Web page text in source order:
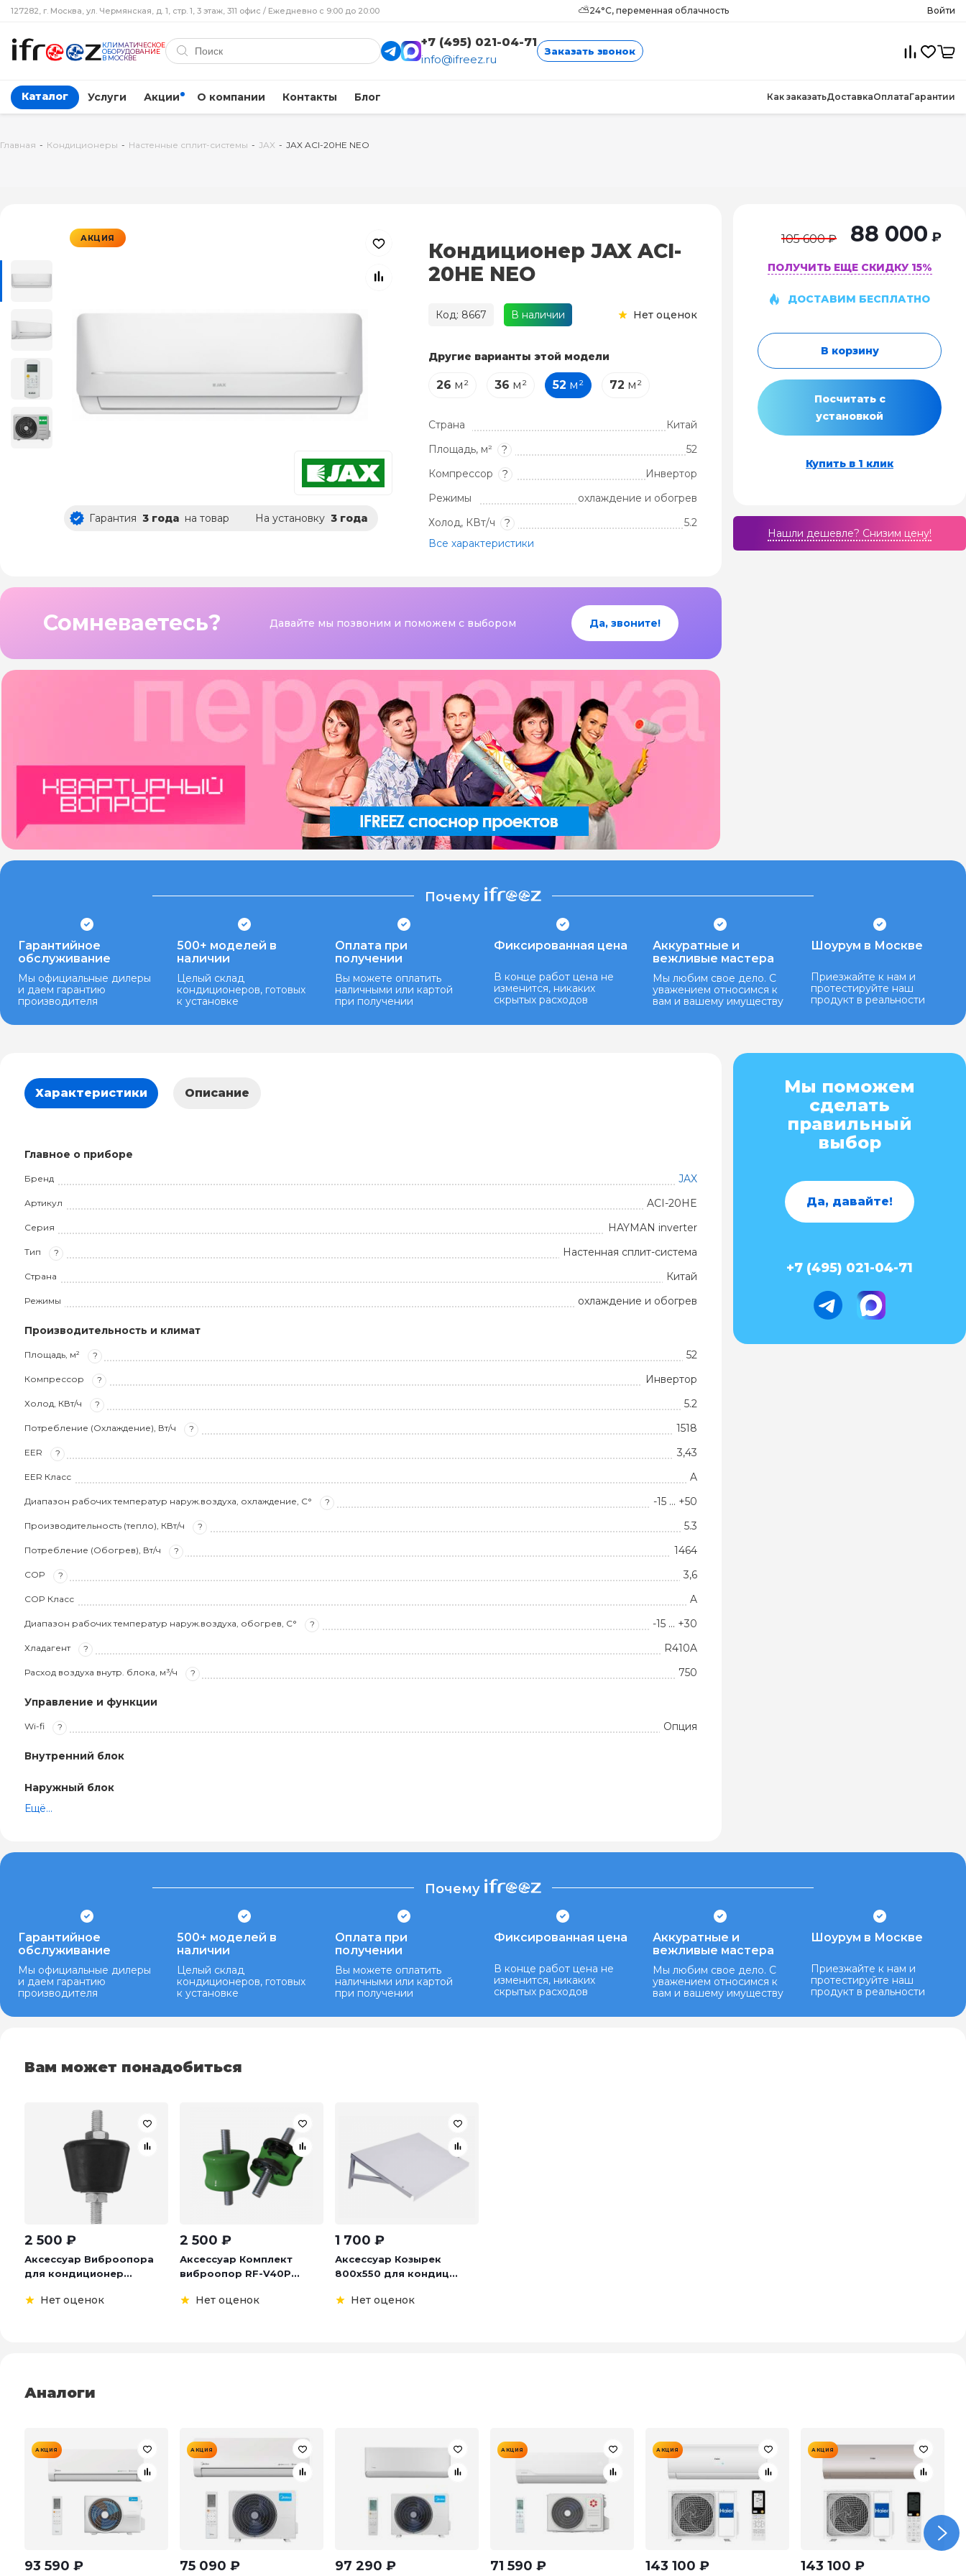
127282, г. Москва, ул. Чермянская, д. 1, стр. 1, 3 этаж, 311 офис / Ежедневно с 9:00 до 20:00 ⛅24°C, переменная облачность Войти
КЛИМАТИЧЕСКОЕ
ОБОРУДОВАНИЕ
В МОСКВЕ
+7 (495) 021-04-71
info@ifreez.ru
Заказать звонок
Каталог Услуги Акции О компании Контакты Блог Как заказатьДоставкаОплатаГарантии
Главная - Кондиционеры - Настенные сплит-системы - JAX - JAX ACI-20HE NEO
АКЦИЯ
Гарантия 3 года на товар На установку 3 года
Кондиционер JAX ACI-
20HE NEO
Код: 8667 В наличии Нет оценок
Другие варианты этой модели
26 м² 36 м² 52 м² 72 м²
Страна
Китай
Площадь, м²
?
52
Компрессор
?
Инвертор
Режимы
охлаждение и обогрев
Холод, КВт/ч
?
5.2
Все характеристики
Сомневаетесь? Давайте мы позвоним и поможем с выбором Да, звоните!
105 600 ₽ 88 000 ₽
ПОЛУЧИТЬ ЕЩЕ СКИДКУ 15%
ДОСТАВИМ БЕСПЛАТНО
В корзину
Посчитать с
установкой
Купить в 1 клик
Нашли дешевле? Cнизим цену!
Почему
Гарантийное
обслуживание
Мы официальные дилеры
и даем гарантию
производителя
500+ моделей в
наличии
Целый склад
кондиционеров, готовых
к установке
Оплата при
получении
Вы можете оплатить
наличными или картой
при получении
Фиксированная цена
В конце работ цена не
изменится, никаких
скрытых расходов
Аккуратные и
вежливые мастера
Мы любим свое дело. С
уважением относимся к
вам и вашему имуществу
Шоурум в Москве
Приезжайте к нам и
протестируйте наш
продукт в реальности
Характеристики Описание
Главное о приборе
Бренд JAX
Артикул ACI-20HE
Серия HAYMAN inverter
Тип ? Настенная сплит-система
Страна Китай
Режимы охлаждение и обогрев
Производительность и климат
Площадь, м² ? 52
Компрессор ? Инвертор
Холод, КВт/ч ? 5.2
Потребление (Охлаждение), Вт/ч ? 1518
EER ? 3,43
EER Класс A
Диапазон рабочих температур наруж.воздуха, охлаждение, С° ? -15 … +50
Производительность (тепло), КВт/ч ? 5.3
Потребление (Обогрев), Вт/ч ? 1464
COP ? 3,6
COP Класс A
Диапазон рабочих температур наруж.воздуха, обогрев, С° ? -15 … +30
Хладагент ? R410A
Расход воздуха внутр. блока, м³/ч ? 750
Управление и функции
Wi-fi ? Опция
Внутренний блок
Наружный блок
Ещё...
Мы поможем
сделать
правильный
выбор
Да, давайте!
+7 (495) 021-04-71
Почему
Гарантийное
обслуживание
Мы официальные дилеры
и даем гарантию
производителя
500+ моделей в
наличии
Целый склад
кондиционеров, готовых
к установке
Оплата при
получении
Вы можете оплатить
наличными или картой
при получении
Фиксированная цена
В конце работ цена не
изменится, никаких
скрытых расходов
Аккуратные и
вежливые мастера
Мы любим свое дело. С
уважением относимся к
вам и вашему имуществу
Шоурум в Москве
Приезжайте к нам и
протестируйте наш
продукт в реальности
Вам может понадобиться
2 500 ₽
Аксессуар Виброопора
для кондиционер...
Нет оценок
2 500 ₽
Аксессуар Комплект
виброопор RF-V40P...
Нет оценок
1 700 ₽
Аксессуар Козырек
800х550 для кондиц...
Нет оценок
Аналоги
АКЦИЯ
93 590 ₽
АКЦИЯ
75 090 ₽ 97 290 ₽
АКЦИЯ
71 590 ₽
АКЦИЯ
143 100 ₽
АКЦИЯ
143 100 ₽